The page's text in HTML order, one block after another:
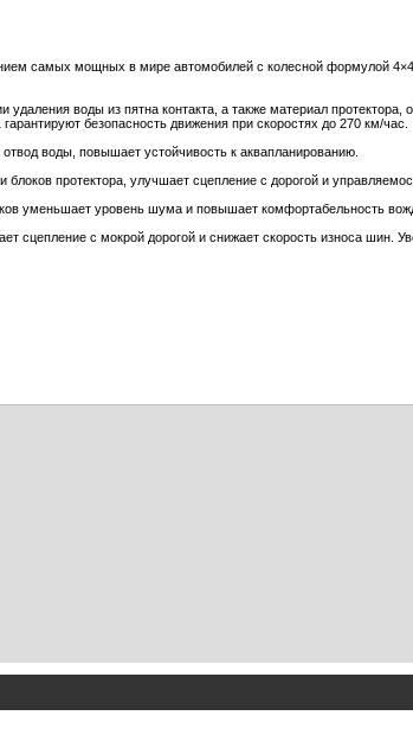
самых мощных в мире автомобилей с колесной формулой
воды из пятна контакта, а также материал
безопасность движения при скоростях до 270 км/час.
воды, повышает устойчивость к аквапланированию.
блоков протектора, улучшает сцепление с дорогой и
уменьшает уровень шума и повышает комфортабельность
сцепление с мокрой дорогой и снижает скорость износа шин.